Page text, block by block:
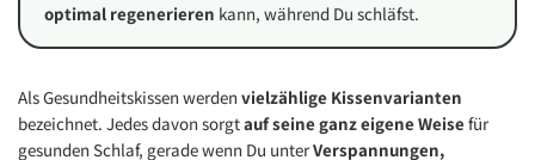
optimal regenerieren kann, während Du schläfst.
Als Gesundheitskissen werden vielzählige Kissenvarianten
bezeichnet. Jedes davon sorgtauf seine ganz eigene Weisefür
gesunden Schlaf, gerade wenn Du unterVerspannungen,